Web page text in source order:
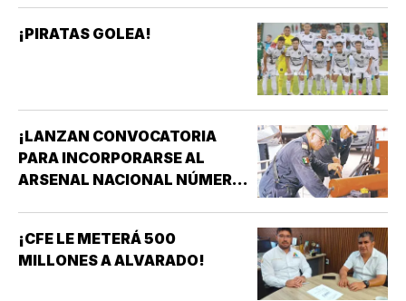
¡PIRATAS GOLEA!
¡LANZAN CONVOCATORIA
PARA INCORPORARSE AL
ARSENAL NACIONAL NÚMERO
¡CFE LE METERÁ 500
MILLONES A ALVARADO!